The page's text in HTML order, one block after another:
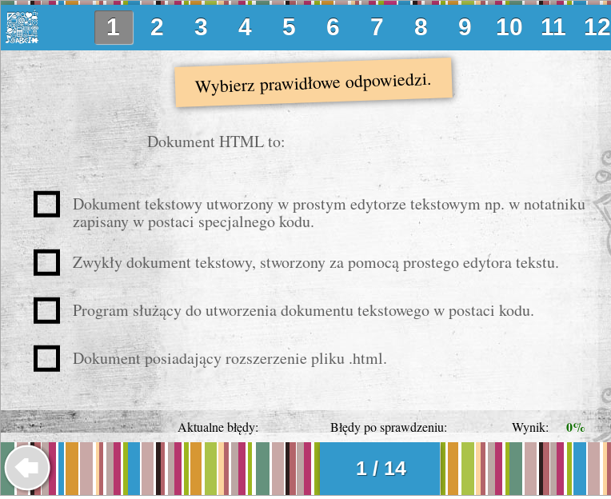
1 2 3 4 5 6 7 8 9 10 11 12
Aktualne błędy: Błędy po sprawdzeniu: 0%
Wynik:
Dokument tekstowy utworzony w prostym edytorze tekstowym np. w notatniku
zapisany w postaci specjalnego kodu.
Zwykły dokument tekstowy, stworzony za pomocą prostego edytora tekstu.
Program służący do utworzenia dokumentu tekstowego w postaci kodu.
Dokument posiadający rozszerzenie pliku .html.
Dokument HTML to:
Wybierz prawidłowe odpowiedzi.
1 / 14